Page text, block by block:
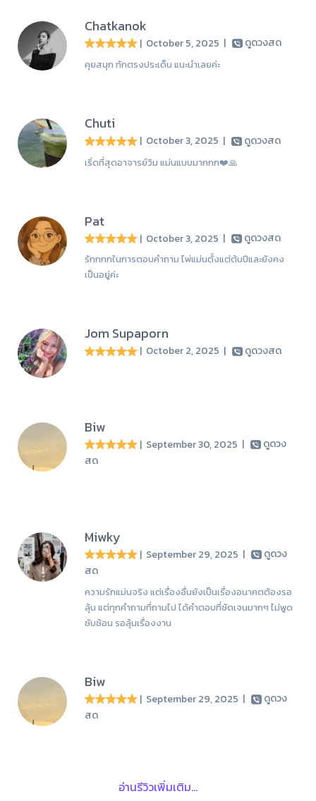
Chatkanok
| October 5, 2025 | ดูดวงสด
คุยสนุก ทักตรงประเด็น แนะนำเลยค่ะ
Chuti
| October 3, 2025 | ดูดวงสด
เริ่ดที่สุดอาจารย์วิม แม่นแบบมากกก❤️🙏
Pat
| October 3, 2025 | ดูดวงสด
รักกกกในการตอบคำถาม ไพ่แม่นตั้งแต่ต้นปีและยังคง
เป็นอยู่ค่ะ
Jom Supaporn
| October 2, 2025 | ดูดวงสด
Biw
| September 30, 2025 |
ดูดวง
สด
Miwky
| September 29, 2025 |
ดูดวง
สด
ความรักแม่นจริง แต่เรื่องอื่นยังเป็นเรื่องอนาคตต้องรอ
ลุ้น แต่ทุกคำถามที่ถามไป ได้คำตอบที่ชัดเจนมากๆ ไม่พูด
ซับซ้อน รอลุ้นเรื่องงาน
Biw
| September 29, 2025 |
ดูดวง
สด
อ่านรีวิวเพิ่มเติม...